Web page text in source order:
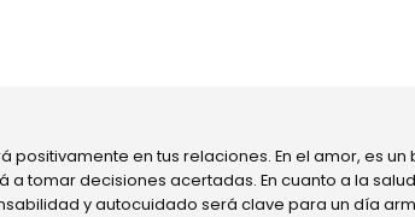
en tus relaciones. En el amor, es
a tomar decisiones acertadas. En cuanto a la
y autocuidado será clave para un día